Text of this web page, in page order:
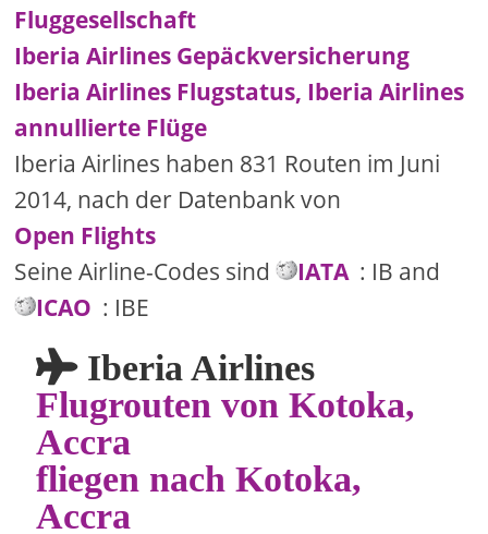
Fluggesellschaft
Iberia Airlines Gepäckversicherung
Iberia Airlines Flugstatus, Iberia Airlines
annullierte Flüge
Iberia Airlines haben 831 Routen im Juni
2014, nach der Datenbank von
Open Flights
Seine Airline-Codes sind
IATA: IB and
ICAO : IBE
Iberia Airlines
Flugrouten von Kotoka,
Accra
fliegen nach Kotoka,
Accra